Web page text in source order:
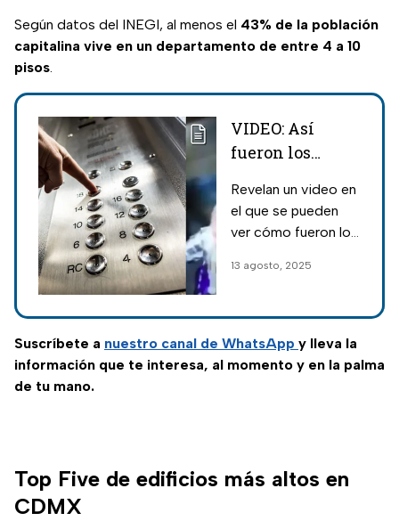
Según datos del INEGI, al menos el 43% de la población
capitalina vive en un departamento de entre 4 a 10
pisos.
VIDEO: Así
fueron los
pánico durante
la caída del
Plaza Mitikah
Revelan un video en
el que se pueden
ver cómo fueron los
que vivieron tres
caída del elevador
en la Plaza Mitikah.
13 agosto, 2025
Suscríbete a nuestro canal de WhatsApp y lleva la
información que te interesa, al momento y en la palma
de tu mano.
Top Five de edificios más altos en
CDMX